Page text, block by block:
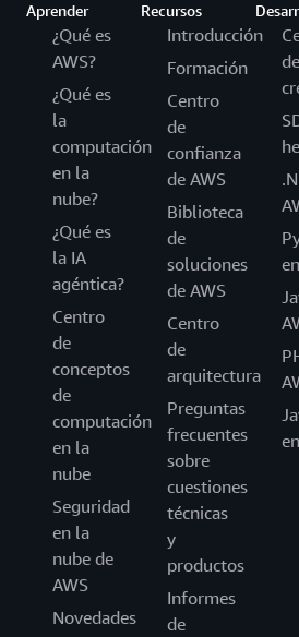
Aprender
¿Qué es
AWS?
¿Qué es
la
computación
en la
nube?
¿Qué es
la IA
agéntica?
Centro
de
conceptos
de
computación
en la
nube
Seguridad
en la
nube de
AWS
Novedades
Recursos
Introducción
Formación
Centro
de
confianza
de AWS
Biblioteca
de
soluciones
de AWS
Centro
de
arquitectura
Preguntas
frecuentes
sobre
cuestiones
técnicas
y
productos
Informes
de
de